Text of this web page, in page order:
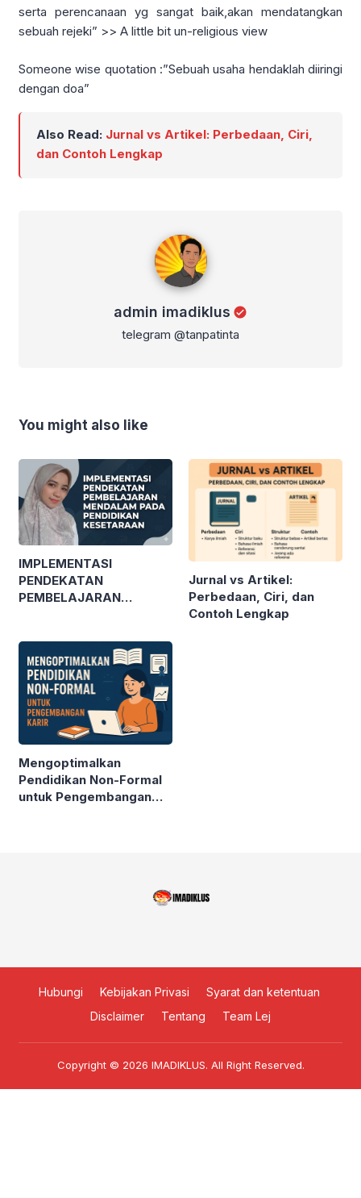
serta perencanaan yg sangat baik,akan mendatangkan
sebuah rejeki” >> A little bit un-religious view
Someone wise quotation :”Sebuah usaha hendaklah diiringi
dengan doa”
Also Read: Jurnal vs Artikel: Perbedaan, Ciri,
dan Contoh Lengkap
admin imadiklus
telegram @tanpatinta
You might also like
IMPLEMENTASI
PENDEKATAN
PEMBELAJARAN
KESETARAAN
Jurnal vs Artikel:
Perbedaan, Ciri, dan
Contoh Lengkap
Mengoptimalkan
Pendidikan Non-Formal
untuk Pengembangan
Hubungi Kebijakan Privasi
Syarat dan ketentuan
Disclaimer
Tentang Team Lej
Copyright © 2026 IMADIKLUS. All Right Reserved.